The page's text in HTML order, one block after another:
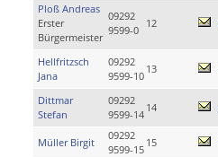
Ploß Andreas
Erster
Bürgermeister
09292
9599-0
12
Hellfritzsch
Jana
09292
9599-10
13
Dittmar
Stefan
09292
9599-14
14
Müller Birgit
09292
9599-15
15